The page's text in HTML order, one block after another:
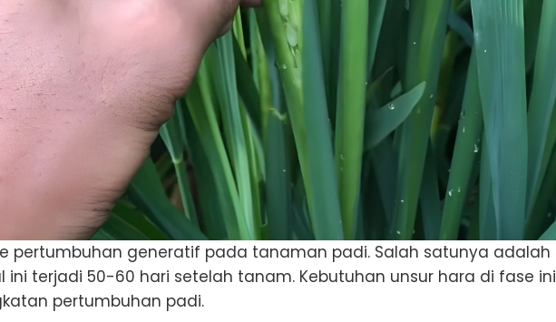
pertumbuhan generatif pada tanaman padi. Salah satunya adalah
ini terjadi 50-60 hari setelah tanam. Kebutuhan unsur hara di fase ini
pertumbuhan padi.